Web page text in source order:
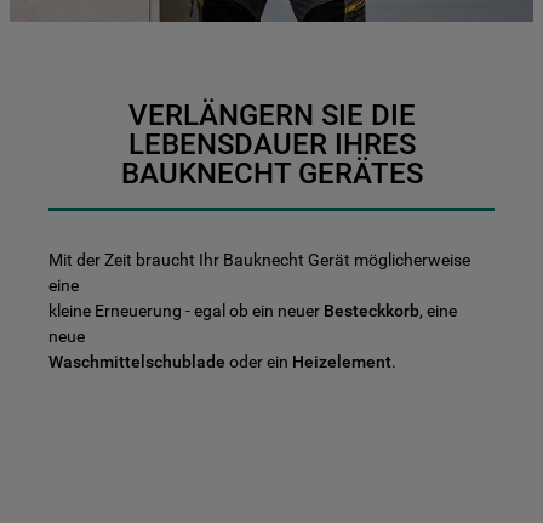
VERLÄNGERN SIE DIE
LEBENSDAUER IHRES
BAUKNECHT GERÄTES
Mit der Zeit braucht Ihr Bauknecht Gerät möglicherweise
eine
kleine Erneuerung - egal ob ein neuer Besteckkorb, eine
neue
Waschmittelschublade oder ein Heizelement.